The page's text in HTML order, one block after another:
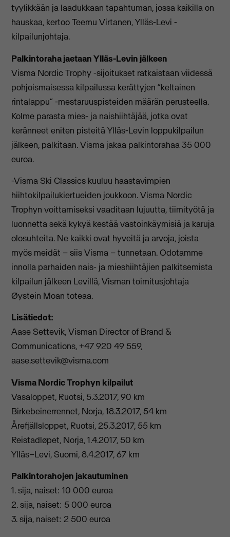
tyylikkään ja laadukkaan tapahtuman, jossa kaikilla on
hauskaa, kertoo Teemu Virtanen, Ylläs-Levi -
kilpailunjohtaja.
Palkintoraha jaetaan Ylläs-Levin jälkeen
Visma Nordic Trophy -sijoitukset ratkaistaan viidessä
pohjoismaisessa kilpailussa kerättyjen ”keltainen
rintalappu” -mestaruuspisteiden määrän perusteella.
Kolme parasta mies- ja naishiihtäjää, jotka ovat
keränneet eniten pisteitä Ylläs-Levin loppukilpailun
jälkeen, palkitaan. Visma jakaa palkintorahaa 35 000
euroa.
-Visma Ski Classics kuuluu haastavimpien
hiihtokilpailukiertueiden joukkoon. Visma Nordic
Trophyn voittamiseksi vaaditaan lujuutta, tiimityötä ja
luonnetta sekä kykyä kestää vastoinkäymisiä ja karuja
olosuhteita. Ne kaikki ovat hyveitä ja arvoja, joista
myös meidät – siis Visma – tunnetaan. Odotamme
innolla parhaiden nais- ja mieshiihtäjien palkitsemista
kilpailun jälkeen Levillä, Visman toimitusjohtaja
Øystein Moan toteaa.
Lisätiedot:
Aase Settevik, Visman Director of Brand &
Communications, +47 920 49 559,
aase.settevik@visma.com
Visma Nordic Trophyn kilpailut
Vasaloppet, Ruotsi, 5.3.2017, 90 km
Birkebeinerrennet, Norja, 18.3.2017, 54 km
Årefjällsloppet, Ruotsi, 25.3.2017, 55 km
Reistadløpet, Norja, 1.4.2017, 50 km
Ylläs–Levi, Suomi, 8.4.2017, 67 km
Palkintorahojen jakautuminen
1. sija, naiset: 10 000 euroa
2. sija, naiset: 5 000 euroa
3. sija, naiset: 2 500 euroa